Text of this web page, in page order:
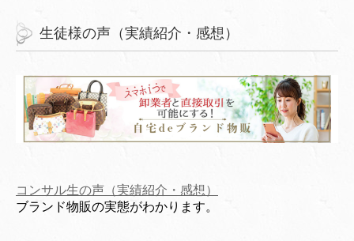
生徒様の声（実績紹介・感想）
コンサル生の声（実績紹介・感想）
ブランド物販の実態がわかります。